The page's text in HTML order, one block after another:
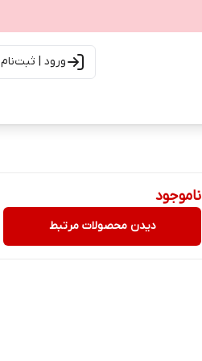
ورود | ثبت‌نام
ناموجود
دیدن محصولات مرتبط